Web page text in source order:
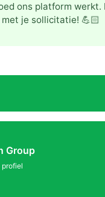
ons platform werkt.
je sollicitatie! 💪🏻
Group
profiel